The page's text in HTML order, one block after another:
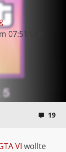
07:51 Uhr
19
VI wollte